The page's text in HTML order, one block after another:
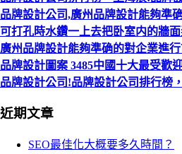
品牌設計公司,廣州品牌設計能夠準
可打孔時水鑽一上去把卧室内的牆
廣州品牌設計能夠準确的對企業進
品牌設計圖案 3485中國十大最受歡
品牌設計公司!品牌設計公司排行榜
近期文章
SEO最佳化大概要多久時間？